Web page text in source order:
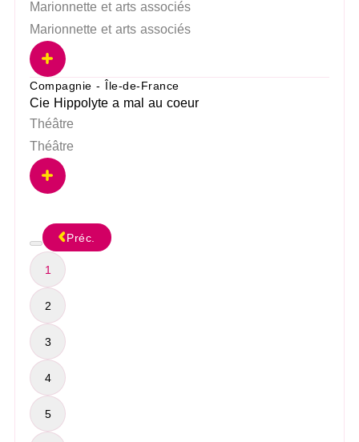
Marionnette et arts associés
Marionnette et arts associés
Compagnie - Île-de-France
Cie Hippolyte a mal au coeur
Théâtre
Théâtre
Préc.
1
2
3
4
5